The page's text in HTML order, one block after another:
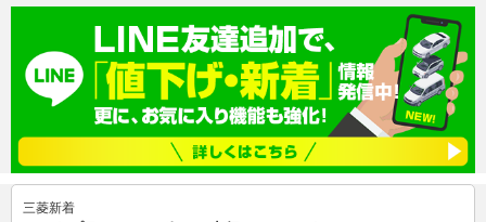
三菱新着